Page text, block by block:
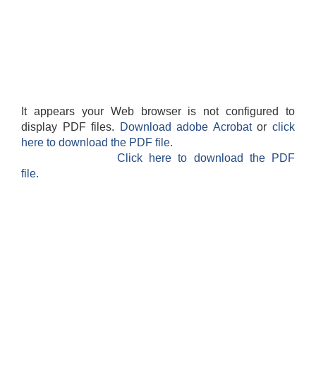
It appears your Web browser is not configured to
display PDF files.
Download adobe Acrobatorclick
here to download the PDF file.
Click here to download the PDF
file.